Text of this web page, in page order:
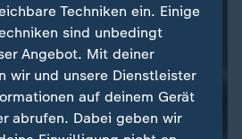
Techniken ein. Einige
sind unbedingt
Angebot. Mit deiner
wir und unsere Dienstleister
auf deinem Gerät
abrufen. Dabei geben wir